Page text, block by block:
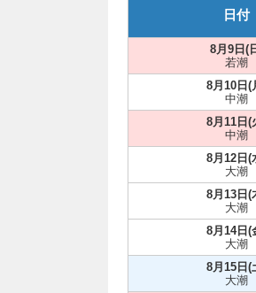
日付
8月9日(
若潮
8月10日(
中潮
8月11日(
中潮
8月12日(
大潮
8月13日(
大潮
8月14日(
大潮
8月15日(
大潮